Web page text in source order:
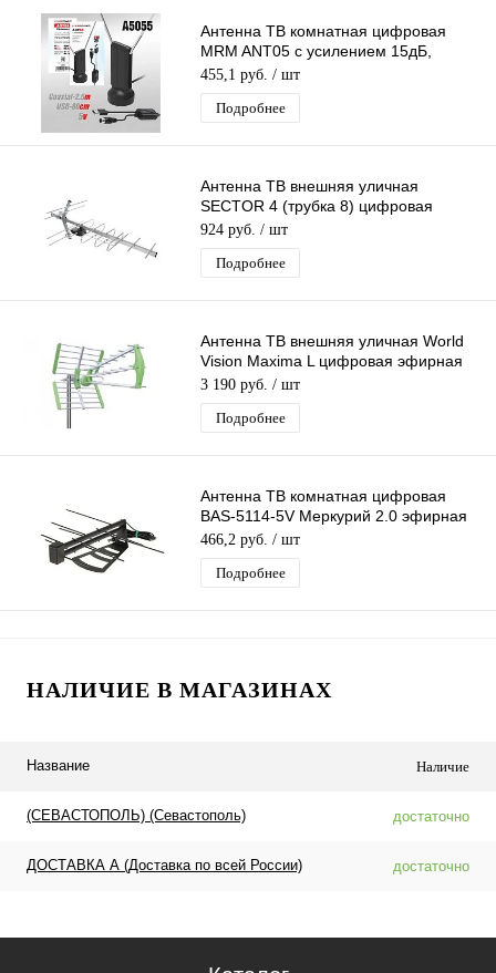
Антенна ТВ комнатная цифровая
MRM ANT05 с усилением 15дБ,
эфирная для DVB-T2 телевидения
455,1 руб. / шт
Подробнее
Антенна ТВ внешняя уличная
SECTOR 4 (трубка 8) цифровая
эфирная для DVB-T2 телевидения
Electronics
924 руб. / шт
Подробнее
Антенна ТВ внешняя уличная World
Vision Maxima L цифровая эфирная
для DVB-T2 ТВ наружная
3 190 руб. / шт
Подробнее
Антенна ТВ комнатная цифровая
BAS-5114-5V Меркурий 2.0 эфирная
для DVB-T2 телевидения
466,2 руб. / шт
Подробнее
НАЛИЧИЕ В МАГАЗИНАХ
Название Наличие
(СЕВАСТОПОЛЬ) (Севастополь) достаточно
ДОСТАВКА А (Доставка по всей России) достаточно